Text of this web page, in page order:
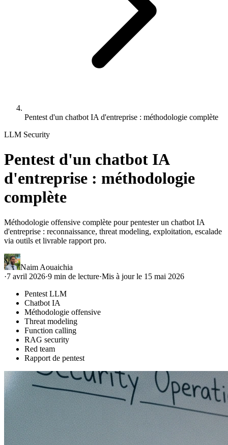
Pentest d'un chatbot IA d'entreprise : méthodologie complète
LLM Security
Pentest d'un chatbot IA
d'entreprise : méthodologie
complète
Méthodologie offensive complète pour pentester un chatbot IA
d'entreprise : reconnaissance, threat modeling, exploitation, escalade
via outils et livrable rapport pro.
Naim Aouaichia
·7 avril 2026·9 min de lecture·Mis à jour le 15 mai 2026
Pentest LLM
Chatbot IA
Méthodologie offensive
Threat modeling
Function calling
RAG security
Red team
Rapport de pentest